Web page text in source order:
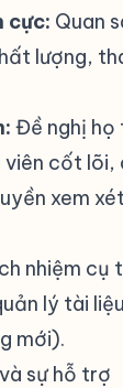
cực: Quan
lượng,
Đề nghị họ
cốt lõi,
xem
nhiệm cụ
lý tài
mới).
sự hỗ trợ